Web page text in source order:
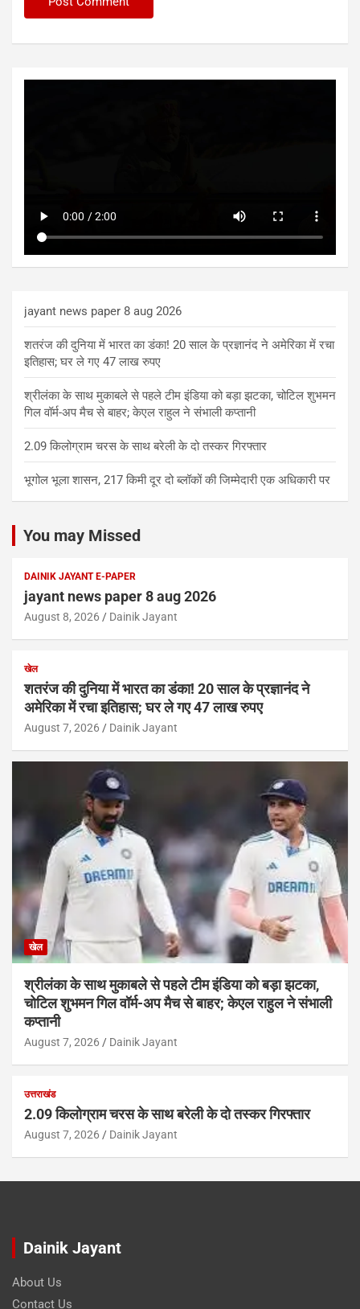
jayant news paper 8 aug 2026
शतरंज की दुनिया में भारत का डंका! 20 साल के प्रज्ञानंद ने अमेरिका में रचा
इतिहास; घर ले गए 47 लाख रुपए
श्रीलंका के साथ मुकाबले से पहले टीम इंडिया को बड़ा झटका, चोटिल शुभमन
गिल वॉर्म-अप मैच से बाहर; केएल राहुल ने संभाली कप्तानी
2.09 किलोग्राम चरस के साथ बरेली के दो तस्कर गिरफ्तार
भूगोल भूला शासन, 217 किमी दूर दो ब्लॉकों की जिम्मेदारी एक अधिकारी पर
You may Missed
DAINIK JAYANT E-PAPER
jayant news paper 8 aug 2026
August 8, 2026 Dainik Jayant
खेल
शतरंज की दुनिया में भारत का डंका! 20 साल के प्रज्ञानंद ने
अमेरिका में रचा इतिहास; घर ले गए 47 लाख रुपए
August 7, 2026 Dainik Jayant
खेल
श्रीलंका के साथ मुकाबले से पहले टीम इंडिया को बड़ा झटका,
चोटिल शुभमन गिल वॉर्म-अप मैच से बाहर; केएल राहुल ने संभाली
कप्तानी
August 7, 2026 Dainik Jayant
उत्तराखंड
2.09 किलोग्राम चरस के साथ बरेली के दो तस्कर गिरफ्तार
August 7, 2026 Dainik Jayant
Dainik Jayant
About Us
Contact Us